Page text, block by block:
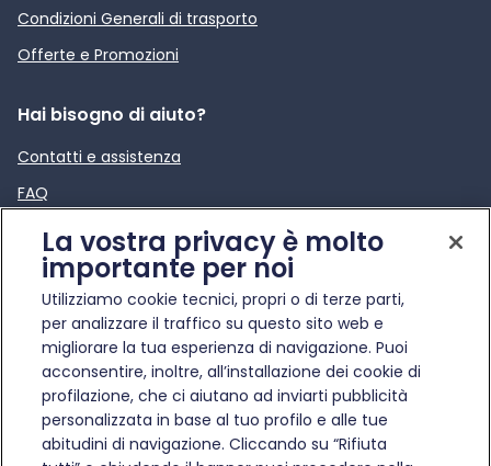
Condizioni Generali di trasporto
Offerte e Promozioni
Hai bisogno di aiuto?
Contatti e assistenza
FAQ
reclami
Per rimanere aggiornati
News e comunicati stampa
Infotraffico
Apre in una nuova scheda
Etica e Compliance
La vostra privacy è molto
importante per noi
Utilizziamo cookie tecnici, propri o di terze parti,
per analizzare il traffico su questo sito web e
migliorare la tua esperienza di navigazione. Puoi
acconsentire, inoltre, all’installazione dei cookie di
profilazione, che ci aiutano ad inviarti pubblicità
personalizzata in base al tuo profilo e alle tue
abitudini di navigazione. Cliccando su “Rifiuta